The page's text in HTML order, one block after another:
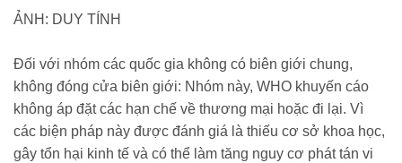
ẢNH: DUY TÍNH
Đối với nhóm các quốc gia không có biên giới chung,
không đóng cửa biên giới: Nhóm này, WHO khuyến cáo
không áp đặt các hạn chế về thương mại hoặc đi lại. Vì
các biện pháp này được đánh giá là thiếu cơ sở khoa học,
gây tổn hại kinh tế và có thể làm tăng nguy cơ phát tán vi